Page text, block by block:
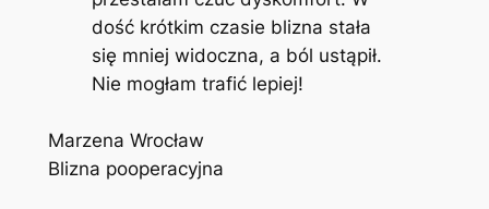
dość krótkim czasie blizna stała
się mniej widoczna, a ból ustąpił.
Nie mogłam trafić lepiej!
Marzena Wrocław
Blizna pooperacyjna